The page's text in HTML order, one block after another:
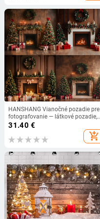
HANSHANG Vianočné pozadie pre
fotografovanie — látkové pozadie,
scénická fotografia,
prispôsobiteľné, hmotnosť 0.34
31.40 €
add_shopping_cart